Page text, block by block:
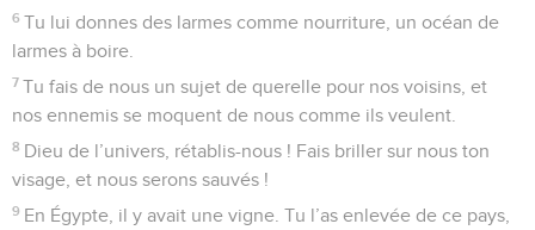
6 Tu lui donnes des larmes comme nourriture, un océan de
larmes à boire.
7 Tu fais de nous un sujet de querelle pour nos voisins, et
nos ennemis se moquent de nous comme ils veulent.
8 Dieu de l’univers, rétablis-nous ! Fais briller sur nous ton
visage, et nous serons sauvés !
9 En Égypte, il y avait une vigne. Tu l’as enlevée de ce pays,